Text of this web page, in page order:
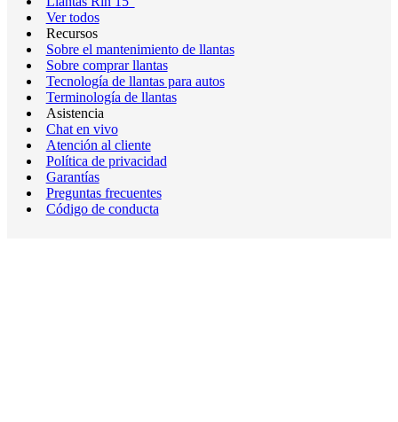
Ver todos
Recursos
Sobre el mantenimiento de llantas
Sobre comprar llantas
Tecnología de llantas para autos
Terminología de llantas
Asistencia
Chat en vivo
Atención al cliente
Política de privacidad
Garantías
Preguntas frecuentes
Código de conducta